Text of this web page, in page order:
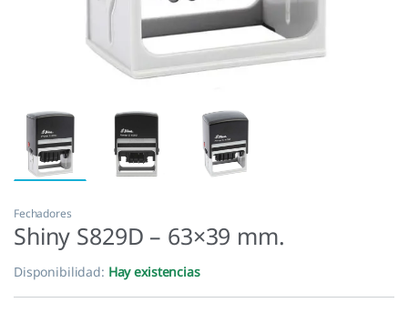
Fechadores
Shiny S829D – 63×39 mm.
Disponibilidad: Hay existencias